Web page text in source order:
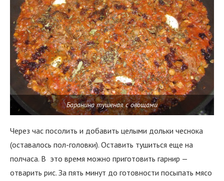
Баранина тушеная с овощами
Через час посолить и добавить целыми дольки чеснока
(оставалось пол-головки). Оставить тушиться еще на
полчаса. В это время можно приготовить гарнир —
отварить рис. За пять минут до готовности посыпать мясо